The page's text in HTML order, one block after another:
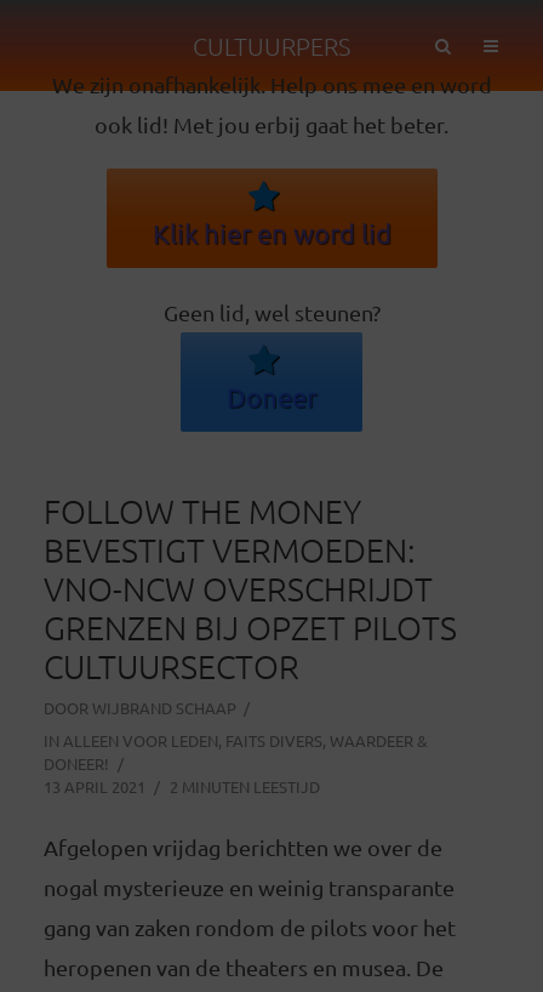
CULTUURPERS
We zijn onafhankelijk. Help ons mee en word
ook lid! Met jou erbij gaat het beter.
Klik hier en word lid
Geen lid, wel steunen?
Doneer
FOLLOW THE MONEY
BEVESTIGT VERMOEDEN:
VNO-NCW OVERSCHRIJDT
GRENZEN BIJ OPZET PILOTS
CULTUURSECTOR
DOOR WIJBRAND SCHAAP
IN ALLEEN VOOR LEDEN, FAITS DIVERS, WAARDEER &
DONEER!
13 APRIL 2021
2 MINUTEN LEESTIJD
Afgelopen vrijdag berichtten we over de
nogal mysterieuze en weinig transparante
gang van zaken rondom de pilots voor het
heropenen van de theaters en musea. De